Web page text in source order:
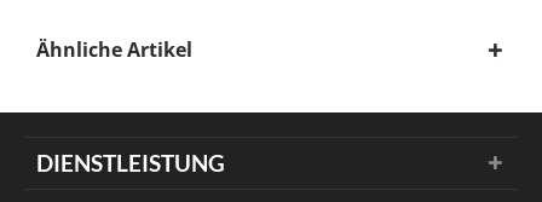
Ähnliche Artikel
DIENSTLEISTUNG